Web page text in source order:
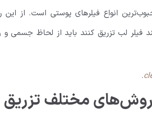
انواع فیلرهای پوستی است. از
فیلر لب تزریق کنند باید از لحاظ جسمی و
روش‌های مختلف